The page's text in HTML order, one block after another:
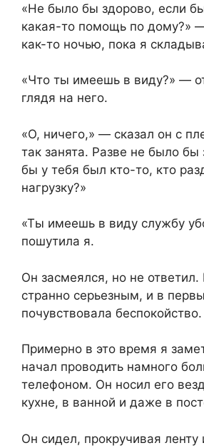
«Не было бы здорово, если
какая-то помощь по дому?»
как-то ночью, пока я
«Что ты имеешь в виду?» —
глядя на него.
«О, ничего,» — сказал он с
так занята. Разве не было бы
бы у тебя был кто-то, кто
нагрузку?»
«Ты имеешь в виду службу
пошутила я.
Он засмеялся, но не ответил.
странно серьезным, и в
почувствовала беспокойство.
Примерно в это время я
начал проводить намного
телефоном. Он носил его
кухне, в ванной и даже в
Он сидел, прокручивая ленту